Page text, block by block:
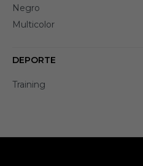
Negro
Multicolor
DEPORTE
Training